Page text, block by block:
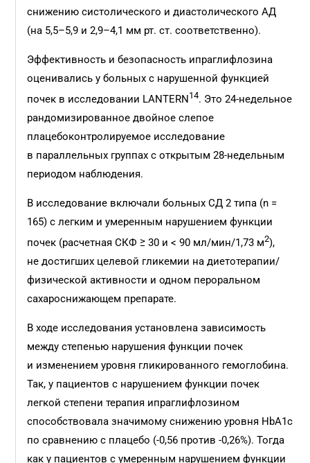
снижению систолического и диастолического АД
(на 5,5–5,9 и 2,9–4,1 мм рт. ст. соответственно).
Эффективность и безопасность ипраглифлозина
оценивались у больных с нарушенной функцией
почек в исследовании LANTERN14. Это 24-недельное
рандомизированное двойное слепое
плацебоконтролируемое исследование
в параллельных группах с открытым 28-недельным
периодом наблюдения.
В исследование включали больных СД 2 типа (n =
165) с легким и умеренным нарушением функции
почек (расчетная СКФ ≥ 30 и < 90 мл/мин/1,73 м2),
не достигших целевой гликемии на диетотерапии/
физической активности и одном пероральном
сахароснижающем препарате.
В ходе исследования установлена зависимость
между степенью нарушения функции почек
и изменением уровня гликированного гемоглобина.
Так, у пациентов с нарушением функции почек
легкой степени терапия ипраглифлозином
способствовала значимому снижению уровня HbA1c
по сравнению с плацебо (-0,56 против -0,26%). Тогда
как у пациентов с умеренным нарушением функции